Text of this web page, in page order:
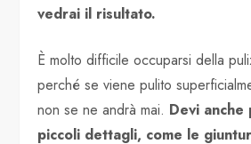
vedrai il risultato.
È molto difficile occuparsi della
perché se viene pulito
non se ne andrà mai. Devi anche
piccoli dettagli, come le